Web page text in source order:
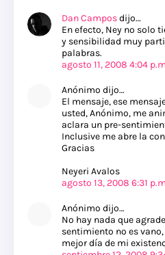
Dan Camposdijo…
En efecto, Ney no solo
y sensibilidad muy
palabras.
agosto 11, 2008 4:04
Anónimo dijo…
El mensaje, ese
usted, Anónimo, me
aclara un pre-
Inclusive me abre la
Gracias
Neyeri Avalos
agosto 13, 2008 6:31
Anónimo dijo…
No hay nada que
sentimiento no es
mejor día de mi